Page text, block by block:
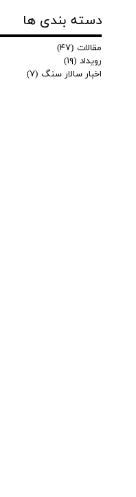
دسته بندی ها
مقالات (۴۷)
رویداد (۱۹)
اخبار سالار سنگ (۷)